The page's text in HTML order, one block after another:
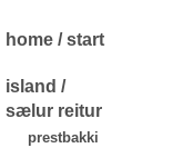
home / start
island /
sælur reitur
prestbakki